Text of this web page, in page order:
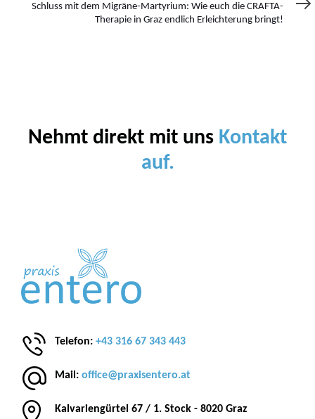
Schluss mit dem Migräne-Martyrium: Wie euch die CRAFTA-
Therapie in Graz endlich Erleichterung bringt!
Nehmt direkt mit uns Kontakt
auf.
Telefon: +43 316 67 343 443
Mail: office@praxisentero.at
Kalvariengürtel 67 / 1. Stock - 8020 Graz